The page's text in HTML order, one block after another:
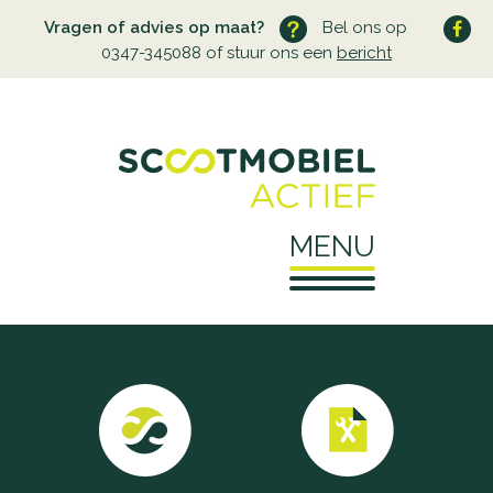
Vragen of advies op maat?
Bel ons op
0347-345088 of stuur ons een bericht
MENU
Over ons
Wie zijn wij